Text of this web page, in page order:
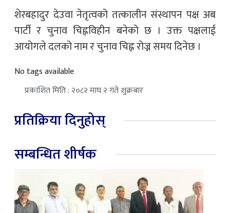
शेरबहादुर देउवा नेतृत्वको तत्कालीन संस्थापन पक्ष अब
पार्टी र चुनाव चिह्नविहीन बनेको छ । उक्त पक्षलाई
आयोगले दलको नाम र चुनाव चिह्न रोज्न समय दिनेछ ।
No tags available
प्रकाशित मिति : २०८२ माघ २ गते शुक्रबार
प्रतिक्रिया दिनुहोस्
सम्बन्धित शीर्षक